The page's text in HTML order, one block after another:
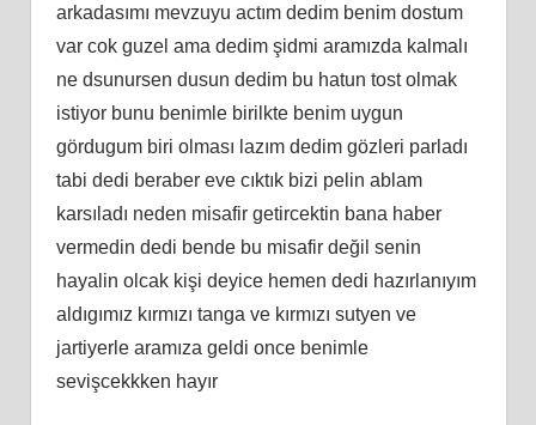
arkadasımı mevzuyu actım dedim benim dostum
var cok guzel ama dedim şidmi aramızda kalmalı
ne dsunursen dusun dedim bu hatun tost olmak
istiyor bunu benimle birilkte benim uygun
gördugum biri olması lazım dedim gözleri parladı
tabi dedi beraber eve cıktık bizi pelin ablam
karsıladı neden misafir getircektin bana haber
vermedin dedi bende bu misafir değil senin
hayalin olcak kişi deyice hemen dedi hazırlanıyım
aldıgımız kırmızı tanga ve kırmızı sutyen ve
jartiyerle aramıza geldi once benimle
sevişcekkken hayır